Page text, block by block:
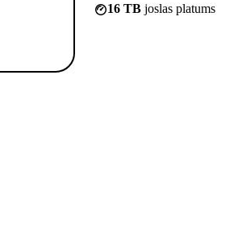
16 TB joslas platums